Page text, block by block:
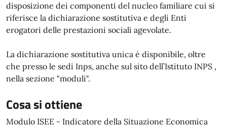
disposizione dei componenti del nucleo familiare cui si
riferisce la dichiarazione sostitutiva e degli Enti
erogatori delle prestazioni sociali agevolate.
La dichiarazione sostitutiva unica è disponibile, oltre
che presso le sedi Inps, anche sul sito dell’Istituto INPS ,
nella sezione "moduli".
Cosa si ottiene
Modulo ISEE - Indicatore della Situazione Economica